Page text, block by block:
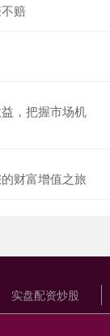
赔
，把握市场机
财富增值之旅
实盘配资炒股